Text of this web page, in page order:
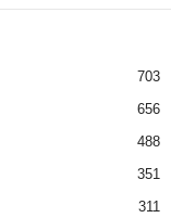
703
656
488
351
311